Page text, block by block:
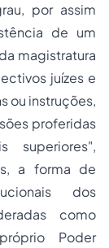
por assim
de um
magistratura
juízes e
ou instruções,
proferidas
a forma de
dos
como
Poder